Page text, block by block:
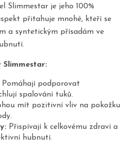
Slimmestar je jeho 100%
přitahuje mnohé, kteří se
a syntetickým přísadám ve
Slimmestar:
Pomáhají podporovat
spalování tuků.
mít pozitivní vliv na pokožku
Přispívají k celkovému zdraví a
hubnutí.